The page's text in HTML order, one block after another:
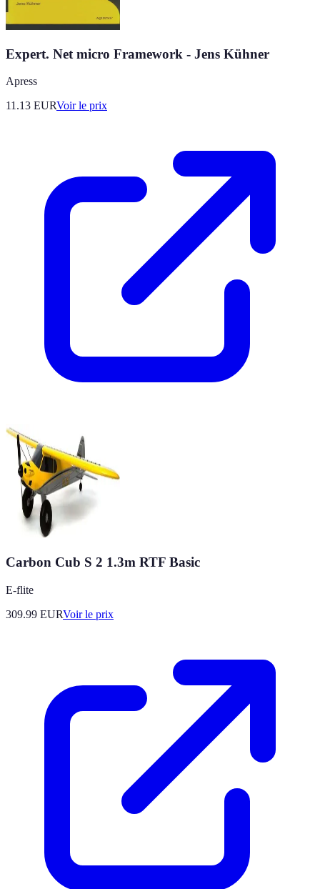
Expert. Net micro Framework - Jens Kühner
Apress
11.13 EURVoir le prix
Carbon Cub S 2 1.3m RTF Basic
E-flite
309.99 EURVoir le prix